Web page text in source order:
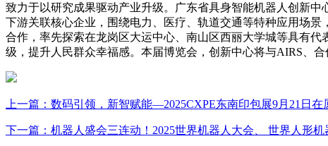
致力于以研究成果驱动产业升级。广东省具身智能机器人创新
下游关联核心企业，围绕电力、医疗、轨道交通等特种应用场
合作，率先探索在龙岗区大运中心、南山区西丽大学城等具有
级，提升人民群众幸福感。本届博览会，创新中心将与AIRS、合
上一篇：数码引领，新智赋能—2025CXPE东南印包展9月21日在
下一篇：机器人盛会三连动！2025世界机器人大会、 世界人形